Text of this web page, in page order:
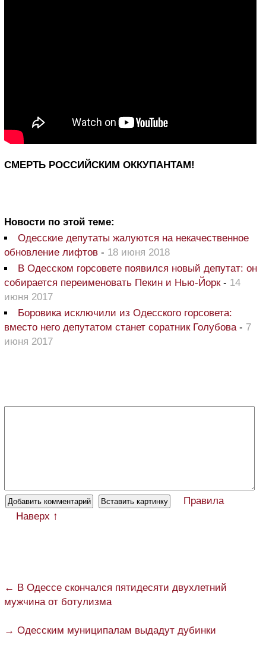
СМЕРТЬ РОССИЙСКИМ ОККУПАНТАМ!
Новости по этой теме:
Одесские депутаты жалуются на некачественное
обновление лифтов - 18 июня 2018
В Одесском горсовете появился новый депутат: он
собирается переименовать Пекин и Нью-Йорк- 14
июня 2017
Боровика исключили из Одесского горсовета:
вместо него депутатом станет соратник Голубова - 7
июня 2017
Правила
Наверх ↑
← В Одессе скончался пятидесяти двухлетний
мужчина от ботулизма
→ Одесским муниципалам выдадут дубинки